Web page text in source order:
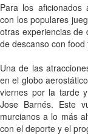
Para los aficionados
con los populares
otras experiencias de
de descanso con
Una de las
en el globo
viernes por la tarde
Jose Barnés. Este
murcianos a lo más
con el deporte y el